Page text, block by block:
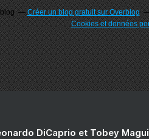
Créer un blog gratuit sur Overblog
Cookies et données
DiCaprio et Tobey